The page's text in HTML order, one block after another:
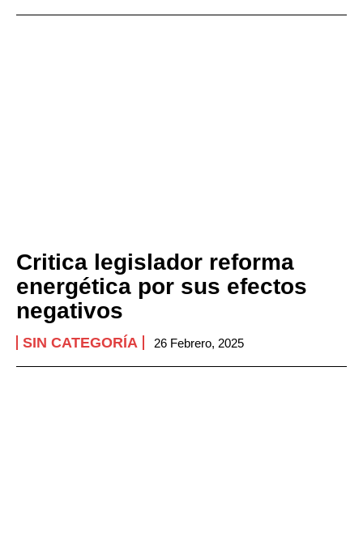
Critica legislador reforma
energética por sus efectos
negativos
SIN CATEGORÍA 26 Febrero, 2025